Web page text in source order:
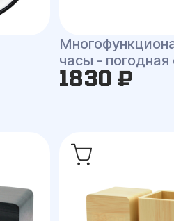
часы - погодная
1830 ₽